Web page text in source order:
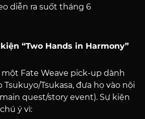
diễn ra suốt tháng 6
“Two Hands in Harmony”
Fate Weave pick-up dành
Tsukuyo/Tsukasa, đưa họ vào nội
quest/story event). Sự kiện
ý vì: